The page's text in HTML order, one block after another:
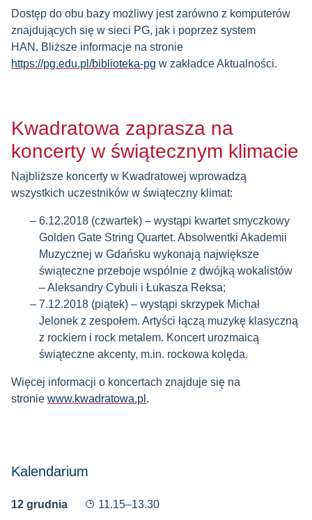
Dostęp do obu bazy możliwy jest zarówno z komputerów
znajdujących się w sieci PG, jak i poprzez system
HAN. Bliższe informacje na stronie
https://pg.edu.pl/biblioteka-pg w zakładce Aktualności.
Kwadratowa zaprasza na
koncerty w świątecznym klimacie
Najbliższe koncerty w Kwadratowej wprowadzą
wszystkich uczestników w świąteczny klimat:
6.12.2018 (czwartek) – wystąpi kwartet smyczkowy
Golden Gate String Quartet. Absolwentki Akademii
Muzycznej w Gdańsku wykonają największe
świąteczne przeboje wspólnie z dwójką wokalistów
– Aleksandry Cybuli i Łukasza Reksa;
7.12.2018 (piątek) – wystąpi skrzypek Michał
Jelonek z zespołem. Artyści łączą muzykę klasyczną
z rockiem i rock metalem. Koncert urozmaicą
świąteczne akcenty, m.in. rockowa kolęda.
Więcej informacji o koncertach znajduje się na
stronie www.kwadratowa.pl .
Kalendarium
12 grudnia 11.15–13.30